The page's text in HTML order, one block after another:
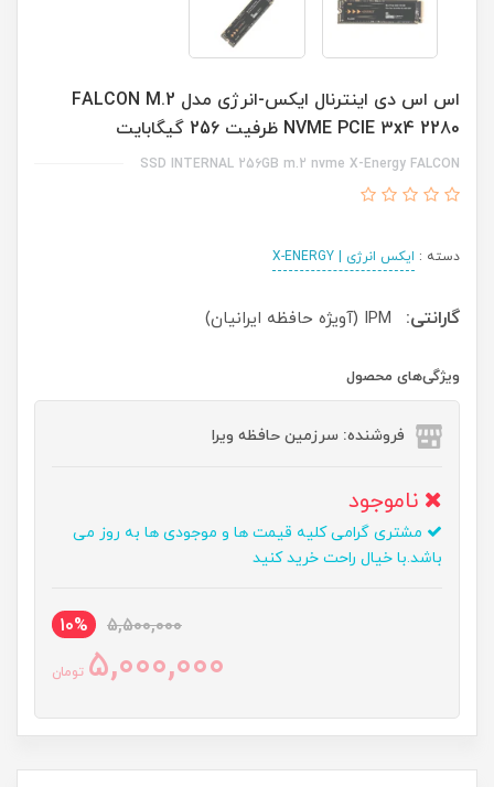
اس اس دی اینترنال ایکس-انرژی مدل FALCON M.2
NVME PCIE 3x4 2280 ظرفیت 256 گیگابایت
SSD INTERNAL 256GB m.2 nvme X-Energy FALCON
دسته : ایکس انرژی | X-ENERGY
گارانتی: IPM (آویژه حافظه ایرانیان)
ویژگی‌های محصول
فروشنده: سرزمین حافظه ویرا
ناموجود
مشتری گرامی کلیه قیمت ها و موجودی ها به روز می
باشد.با خیال راحت خرید کنید
5,500,000
10%
5,000,000 تومان